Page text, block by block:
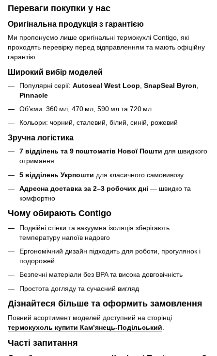
Переваги покупки у нас
Оригінальна продукція з гарантією
Ми пропонуємо лише оригінальні термокухлі Contigo, які
проходять перевірку перед відправленням та мають офіційну
гарантію.
Широкий вибір моделей
Популярні серії: Autoseal West Loop SnapSeal Byron
Pinnacle
Об’єми: 360 мл, 470 мл, 590 мл та 720 мл
Кольори: чорний, сталевий, білий, синій, рожевий
Зручна логістика
7 відділень та 9 поштоматів Нової Пошти для швидкого
отримання
5 відділень Укрпошти для класичного самовивозу
Адресна доставка за 2–3 робочих дні — швидко та
комфортно
Чому обирають Contigo
Подвійні стінки та вакуумна ізоляція зберігають
температуру напоїв надовго
Ергономічний дизайн підходить для роботи, прогулянок і
подорожей
Безпечні матеріали без BPA та висока довговічність
Простота догляду та сучасний вигляд
Дізнайтеся більше та оформить замовлення
Повний асортимент моделей доступний на сторінці
термокухоль купити Кам’янець-Подільський.
Часті запитання